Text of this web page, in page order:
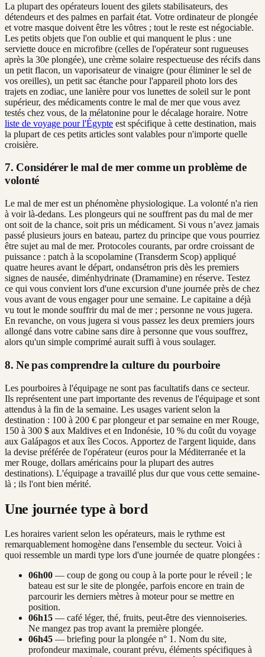
La plupart des opérateurs louent des gilets stabilisateurs, des
détendeurs et des palmes en parfait état. Votre ordinateur de plongée
et votre masque doivent être les vôtres ; tout le reste est négociable.
Les petits objets que l'on oublie et qui manquent le plus : une
serviette douce en microfibre (celles de l'opérateur sont rugueuses
après la 30e plongée), une crème solaire respectueuse des récifs dans
un petit flacon, un vaporisateur de vinaigre (pour éliminer le sel de
vos oreilles), un petit sac étanche pour l'appareil photo lors des
trajets en zodiac, une lanière pour vos lunettes de soleil sur le pont
supérieur, des médicaments contre le mal de mer que vous avez
testés chez vous, de la mélatonine pour le décalage horaire. Notre
liste de voyage pour l'Égypte est spécifique à cette destination, mais
la plupart de ces petits articles sont valables pour n'importe quelle
croisière.
7. Considérer le mal de mer comme un problème de
volonté
Le mal de mer est un phénomène physiologique. La volonté n'a rien
à voir là-dedans. Les plongeurs qui ne souffrent pas du mal de mer
ont soit de la chance, soit pris un médicament. Si vous n’avez jamais
passé plusieurs jours en bateau, partez du principe que vous pourriez
être sujet au mal de mer. Protocoles courants, par ordre croissant de
puissance : patch à la scopolamine (Transderm Scop) appliqué
quatre heures avant le départ, ondansétron pris dès les premiers
signes de nausée, diménhydrinate (Dramamine) en réserve. Testez
ce qui vous convient lors d'une excursion d'une journée près de chez
vous avant de vous engager pour une semaine. Le capitaine a déjà
vu tout le monde souffrir du mal de mer ; personne ne vous jugera.
En revanche, on vous jugera si vous passez les deux premiers jours
allongé dans votre cabine sans dire à personne que vous souffrez,
alors qu'un simple comprimé aurait suffi à vous soulager.
8. Ne pas comprendre la culture du pourboire
Les pourboires à l'équipage ne sont pas facultatifs dans ce secteur.
Ils représentent une part importante des revenus de l'équipage et sont
attendus à la fin de la semaine. Les usages varient selon la
destination : 100 à 200 € par plongeur et par semaine en mer Rouge,
150 à 300 $ aux Maldives et en Indonésie, 10 % du coût du voyage
aux Galápagos et aux îles Cocos. Apportez de l'argent liquide, dans
la devise préférée de l'opérateur (euros pour la Méditerranée et la
mer Rouge, dollars américains pour la plupart des autres
destinations). L'équipage a travaillé plus dur que vous cette semaine-
là ; ils l'ont bien mérité.
Une journée type à bord
Les horaires varient selon les opérateurs, mais le rythme est
remarquablement homogène dans l'ensemble du secteur. Voici à
quoi ressemble un mardi type lors d'une journée de quatre plongées :
06h00 — coup de gong ou coup à la porte pour le réveil ; le
bateau est sur le site de plongée, parfois encore en train de
parcourir les derniers mètres à moteur pour se mettre en
position.
06h15 — café léger, thé, fruits, peut-être des viennoiseries.
Ne mangez pas trop avant la première plongée.
06h45 — briefing pour la plongée n° 1. Nom du site,
profondeur maximale, courant prévu, éléments spécifiques à